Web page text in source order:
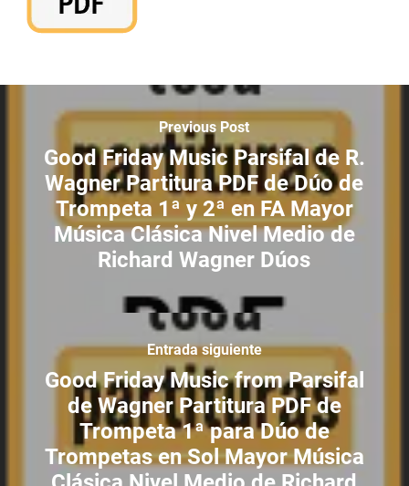
Previous Post
Good Friday Music Parsifal de R.
Wagner Partitura PDF de Dúo de
Trompeta 1ª y 2ª en FA Mayor
Música Clásica Nivel Medio de
Richard Wagner Dúos
Entrada siguiente
Good Friday Music from Parsifal
de Wagner Partitura PDF de
Trompeta 1ª para Dúo de
Trompetas en Sol Mayor Música